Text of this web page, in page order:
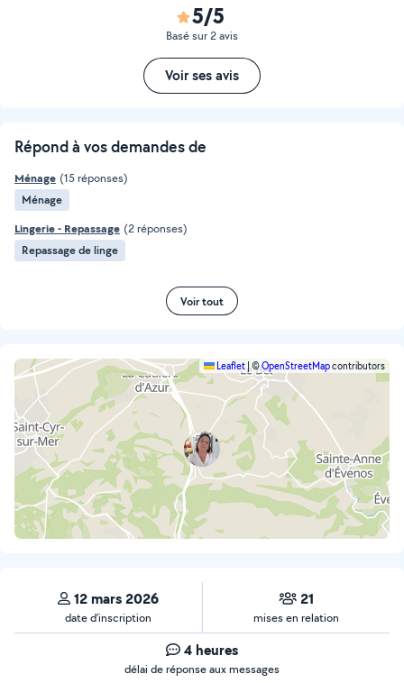
5/5
Basé sur 2 avis
Voir ses avis
Répond à vos demandes de
Ménage (15 réponses)
Ménage
Lingerie - Repassage (2 réponses)
Repassage de linge
Voir tout
Leaflet|©OpenStreetMapcontributors
12 mars 2026
date d’inscription
21
mises en relation
4 heures
délai de réponse aux messages